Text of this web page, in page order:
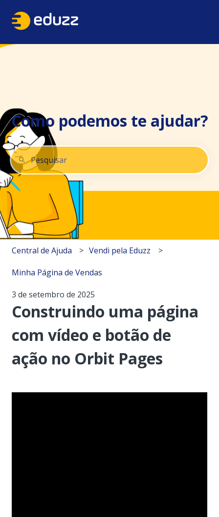
Como podemos te ajudar?
Não há sugestões porque o campo de pesquisa está
Central de Ajuda Vendi pela Eduzz
Minha Página de Vendas
3 de setembro de 2025
Construindo uma página
com vídeo e botão de
ação no Orbit Pages